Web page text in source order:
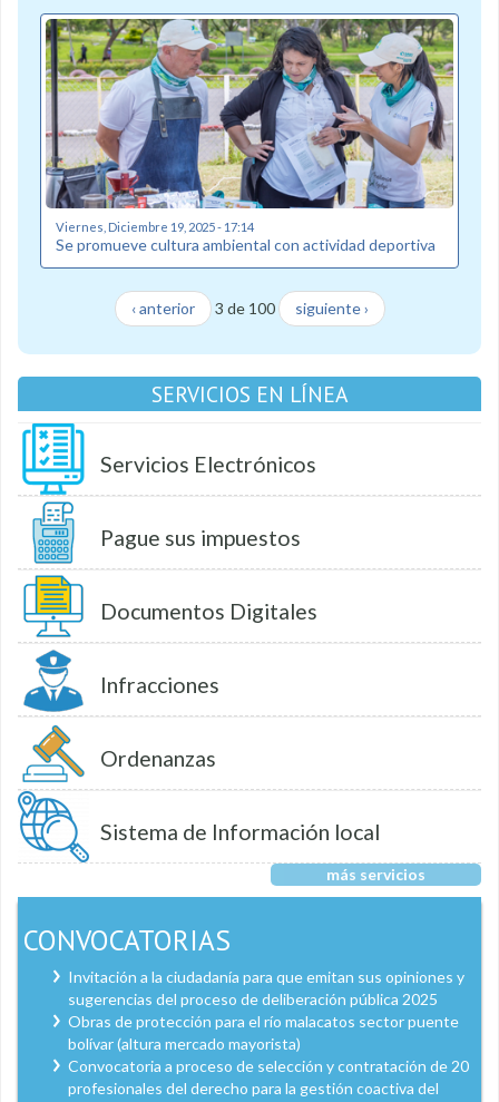
Viernes, Diciembre 19, 2025 - 17:14
Se promueve cultura ambiental con actividad deportiva
‹ anterior 3 de 100 siguiente ›
SERVICIOS EN LÍNEA
Servicios Electrónicos
Pague sus impuestos
Documentos Digitales
Infracciones
Ordenanzas
Sistema de Información local
más servicios
CONVOCATORIAS
Invitación a la ciudadanía para que emitan sus opiniones y
sugerencias del proceso de deliberación pública 2025
Obras de protección para el río malacatos sector puente
bolívar (altura mercado mayorista)
Convocatoria a proceso de selección y contratación de 20
profesionales del derecho para la gestión coactiva del